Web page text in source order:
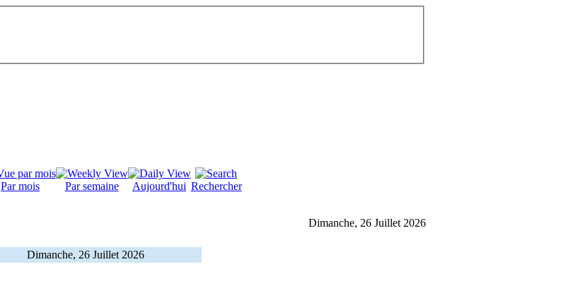
Par mois Par semaine Aujourd'hui Rechercher
Dimanche, 26 Juillet 2026
Dimanche, 26 Juillet 2026